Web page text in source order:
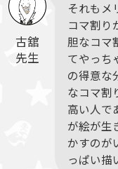
古舘
先生
それもメ
コマ割り
胆なコマ
てやっち
の得意な
なコマ割
高い人で
が絵が生
かすのが
っぱい描